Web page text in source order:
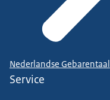
Nederlandse Gebarentaal
Service